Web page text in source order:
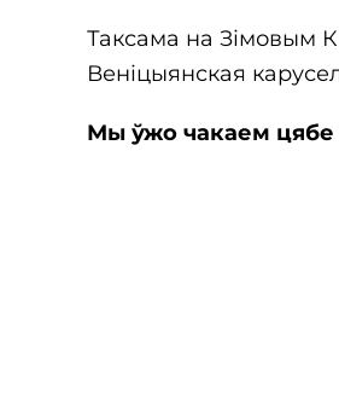
Таксама на Зімовым
Веніцыянская
Мы ўжо чакаем цябе